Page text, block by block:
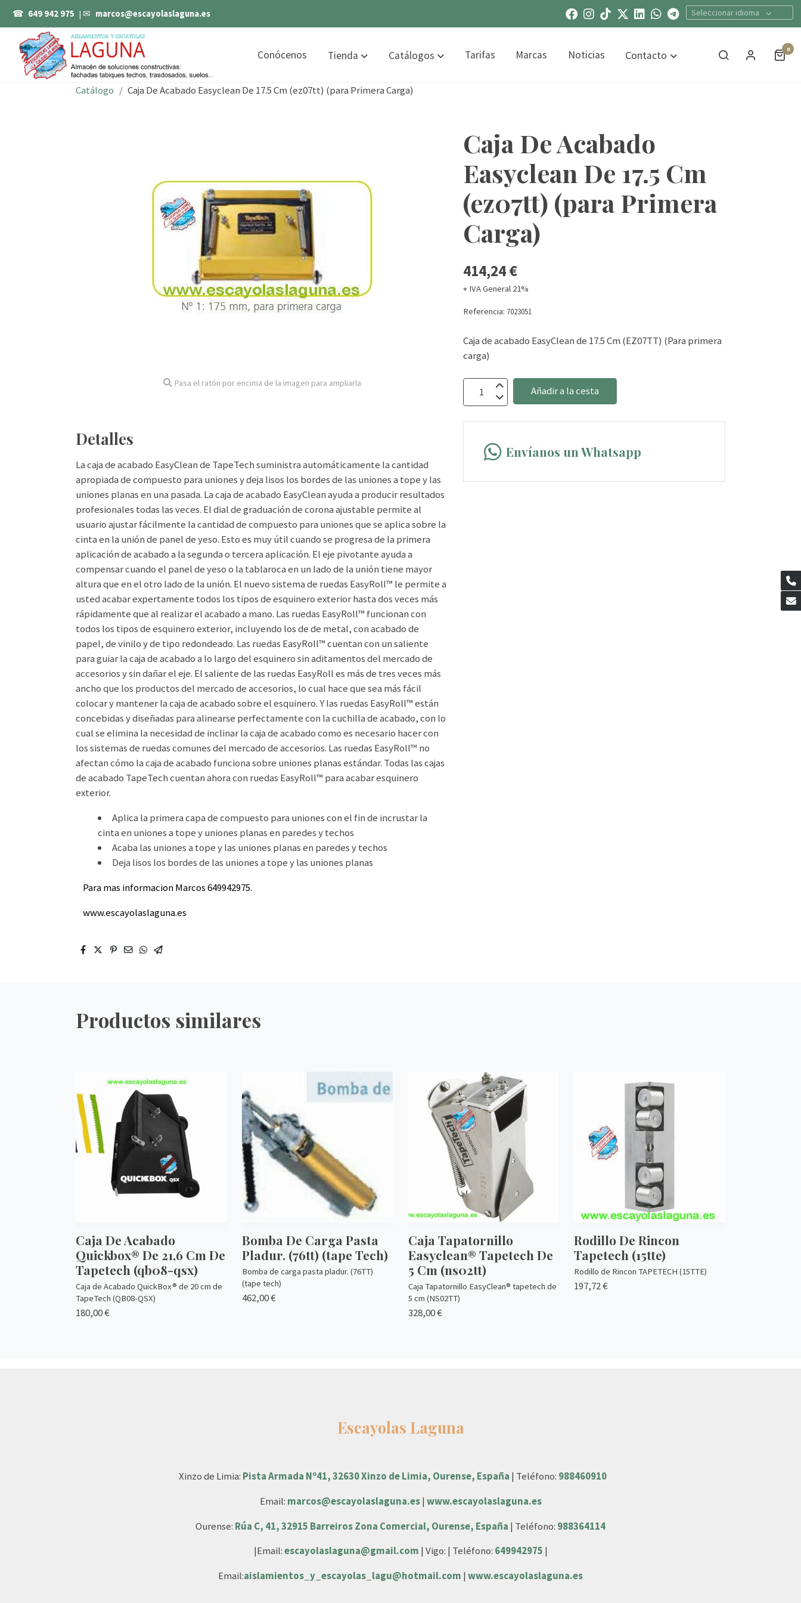
☎ 649 942 975 | ✉ marcos@escayolaslaguna.es Seleccionar idioma
Conócenos Tienda Catálogos Tarifas Marcas Noticias Contacto 0
Catálogo Caja De Acabado Easyclean De 17.5 Cm (ez07tt) (para Primera Carga)
Pasa el ratón por encima de la imagen para ampliarla
Detalles
La caja de acabado EasyClean de TapeTech suministra automáticamente la cantidad
apropiada de compuesto para uniones y deja lisos los bordes de las uniones a tope y las
uniones planas en una pasada. La caja de acabado EasyClean ayuda a producir resultados
profesionales todas las veces. El dial de graduación de corona ajustable permite al
usuario ajustar fácilmente la cantidad de compuesto para uniones que se aplica sobre la
cinta en la unión de panel de yeso. Esto es muy útil cuando se progresa de la primera
aplicación de acabado a la segunda o tercera aplicación. El eje pivotante ayuda a
compensar cuando el panel de yeso o la tablaroca en un lado de la unión tiene mayor
altura que en el otro lado de la unión. El nuevo sistema de ruedas EasyRoll™ le permite a
usted acabar expertamente todos los tipos de esquinero exterior hasta dos veces más
rápidamente que al realizar el acabado a mano. Las ruedas EasyRoll™ funcionan con
todos los tipos de esquinero exterior, incluyendo los de de metal, con acabado de
papel, de vinilo y de tipo redondeado. Las ruedas EasyRoll™ cuentan con un saliente
para guiar la caja de acabado a lo largo del esquinero sin aditamentos del mercado de
accesorios y sin dañar el eje. El saliente de las ruedas EasyRoll es más de tres veces más
ancho que los productos del mercado de accesorios, lo cual hace que sea más fácil
colocar y mantener la caja de acabado sobre el esquinero. Y las ruedas EasyRoll™ están
concebidas y diseñadas para alinearse perfectamente con la cuchilla de acabado, con lo
cual se elimina la necesidad de inclinar la caja de acabado como es necesario hacer con
los sistemas de ruedas comunes del mercado de accesorios. Las ruedas EasyRoll™ no
afectan cómo la caja de acabado funciona sobre uniones planas estándar. Todas las cajas
de acabado TapeTech cuentan ahora con ruedas EasyRoll™ para acabar esquinero
exterior.
Aplica la primera capa de compuesto para uniones con el fin de incrustar la
cinta en uniones a tope y uniones planas en paredes y techos
Acaba las uniones a tope y las uniones planas en paredes y techos
Deja lisos los bordes de las uniones a tope y las uniones planas
Para mas informacion Marcos 649942975.
www.escayolaslaguna.es
Caja De Acabado
Easyclean De 17.5 Cm
(ez07tt) (para Primera
Carga)
414,24 €
+ IVA General 21%
Referencia: 7023051
Caja de acabado EasyClean de 17.5 Cm (EZ07TT) (Para primera
carga)
Añadir a la cesta
Envíanos un Whatsapp
Productos similares
Caja De Acabado
Quickbox® De 21,6 Cm De
Tapetech (qb08-qsx)
Caja de Acabado QuickBox® de 20 cm de
TapeTech (QB08-QSX)
180,00 €
Bomba De Carga Pasta
Pladur. (76tt) (tape Tech)
Bomba de carga pasta pladur. (76TT)
(tape tech)
462,00 €
Caja Tapatornillo
Easyclean® Tapetech De
5 Cm (ns02tt)
Caja Tapatornillo EasyClean® tapetech de
5 cm (NS02TT)
328,00 €
Rodillo De Rincon
Tapetech (15tte)
Rodillo de Rincon TAPETECH (15TTE)
197,72 €
Escayolas Laguna
Xinzo de Limia: Pista Armada Nº41, 32630 Xinzo de Limia, Ourense, España | Teléfono: 988460910
Email: marcos@escayolaslaguna.es| www.escayolaslaguna.es
Ourense: Rúa C, 41, 32915 Barreiros Zona Comercial, Ourense, España | Teléfono: 988364114
|Email:escayolaslaguna@gmail.com | Vigo: | Teléfono: 649942975 |
Email:aislamientos_y_escayolas_lagu@hotmail.com | www.escayolaslaguna.es